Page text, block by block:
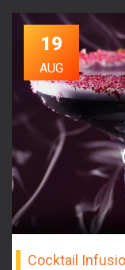
19
AUG
Cocktail